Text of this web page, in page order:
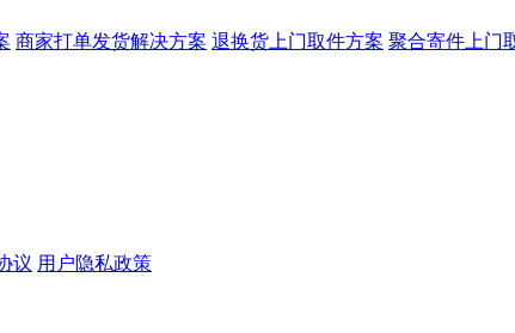
商家打单发货解决方案 退换货上门取件方案 聚合寄件上门
议 用户隐私政策